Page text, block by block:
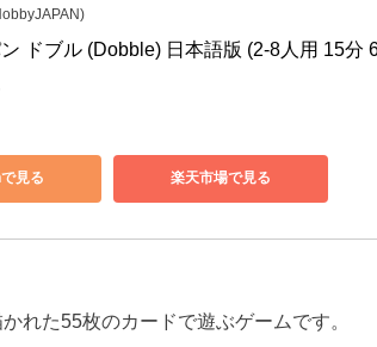
ドブル (Dobble) 日本語版 (2-8人用 15分
見る 楽天市場で見る
れた55枚のカードで遊ぶゲームです。